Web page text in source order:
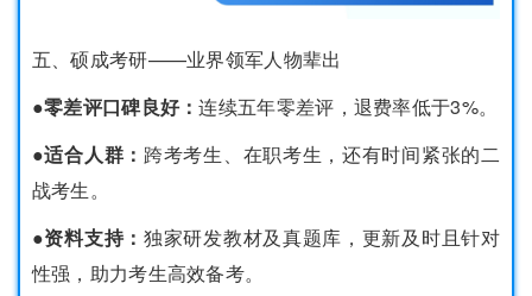
五、硕成考研——业界领军人物辈出
●零差评口碑良好：连续五年零差评，退费率低于3%。
●适合人群： 跨考考生、在职考生，还有时间紧张的二
战考生。
●资料支持： 独家研发教材及真题库，更新及时且针对
性强，助力考生高效备考。